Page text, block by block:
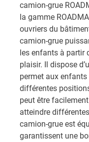
camion-grue
la gamme
ouvriers du
camion-grue
les enfants à partir
plaisir. Il dispose
permet aux
différentes
peut être
atteindre
camion-grue est
garantissent une